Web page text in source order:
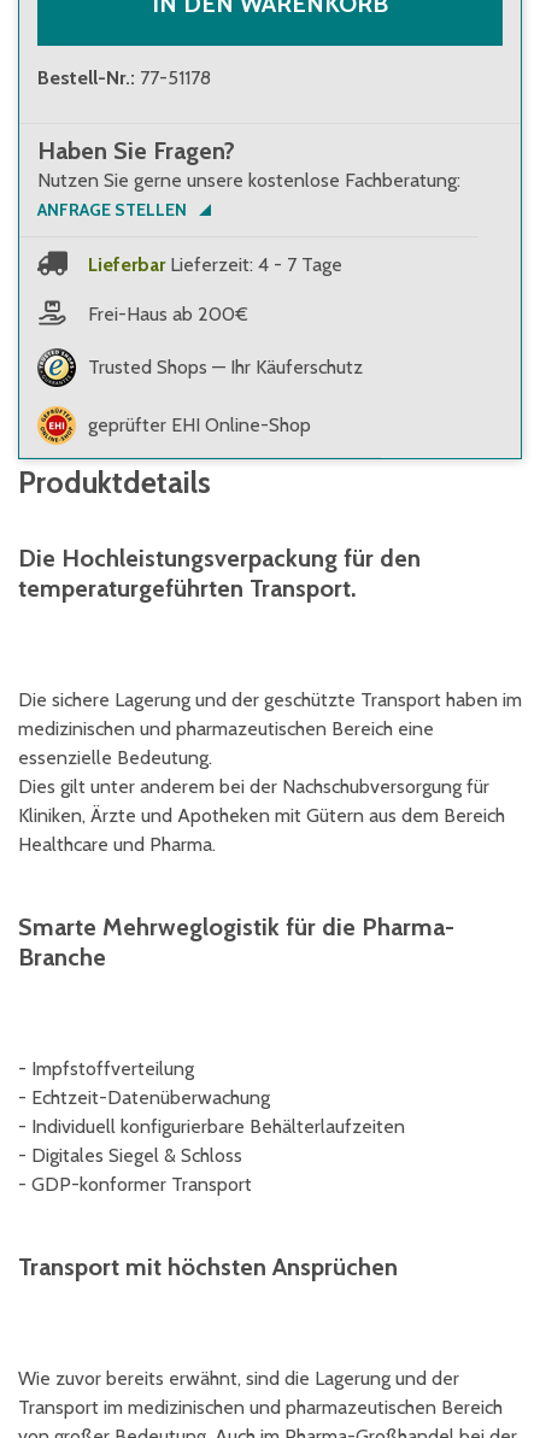
Bestell-Nr.: 77-51178
Haben Sie Fragen?
Nutzen Sie gerne unsere kostenlose Fachberatung:
ANFRAGE STELLEN
Lieferbar Lieferzeit: 4 - 7 Tage
Frei-Haus ab 200€
Trusted Shops — Ihr Käuferschutz
geprüfter EHI Online-Shop
Produktdetails
Die Hochleistungsverpackung für den
temperaturgeführten Transport.
Die sichere Lagerung und der geschützte Transport haben im
medizinischen und pharmazeutischen Bereich eine
essenzielle Bedeutung.
Dies gilt unter anderem bei der Nachschubversorgung für
Kliniken, Ärzte und Apotheken mit Gütern aus dem Bereich
Healthcare und Pharma.
Smarte Mehrweglogistik für die Pharma-
Branche
- Impfstoffverteilung
- Echtzeit-Datenüberwachung
- Individuell konfigurierbare Behälterlaufzeiten
- Digitales Siegel & Schloss
- GDP-konformer Transport
Transport mit höchsten Ansprüchen
Wie zuvor bereits erwähnt, sind die Lagerung und der
Transport im medizinischen und pharmazeutischen Bereich